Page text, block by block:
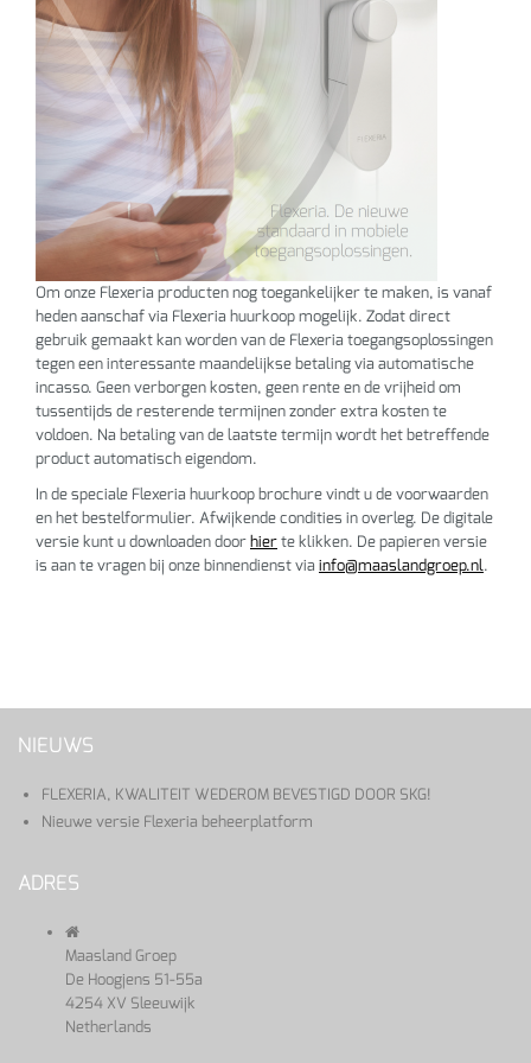
Om onze Flexeria producten nog toegankelijker te maken, is vanaf
heden aanschaf via Flexeria huurkoop mogelijk. Zodat direct
gebruik gemaakt kan worden van de Flexeria toegangsoplossingen
tegen een interessante maandelijkse betaling via automatische
incasso. Geen verborgen kosten, geen rente en de vrijheid om
tussentijds de resterende termijnen zonder extra kosten te
voldoen. Na betaling van de laatste termijn wordt het betreffende
product automatisch eigendom.
In de speciale Flexeria huurkoop brochure vindt u de voorwaarden
en het bestelformulier. Afwijkende condities in overleg. De digitale
versie kunt u downloaden doorhierte klikken. De papieren versie
is aan te vragen bij onze binnendienst via info@maaslandgroep.nl.
NIEUWS
FLEXERIA, KWALITEIT WEDEROM BEVESTIGD DOOR SKG!
Nieuwe versie Flexeria beheerplatform
ADRES
Maasland Groep
De Hoogjens 51-55a
4254 XV Sleeuwijk
Netherlands